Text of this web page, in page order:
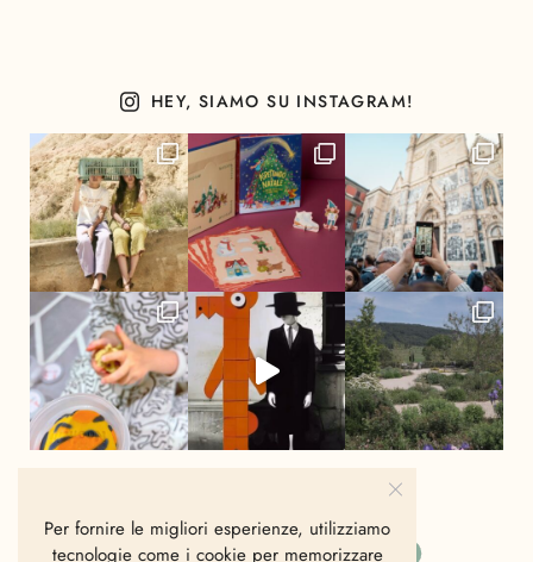
HEY, SIAMO SU INSTAGRAM!
Per fornire le migliori esperienze, utilizziamo
tecnologie come i cookie per memorizzare